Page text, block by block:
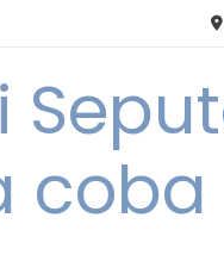
coba